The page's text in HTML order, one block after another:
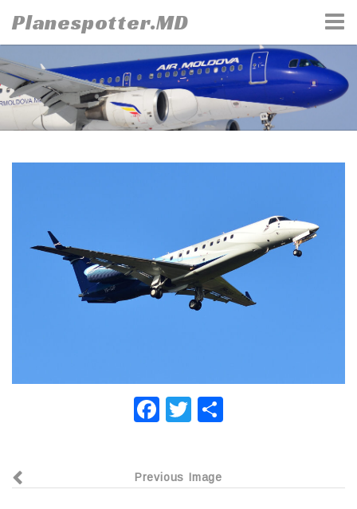
to
content
Planespotter.MD
F
e
T
er р
Previous Image